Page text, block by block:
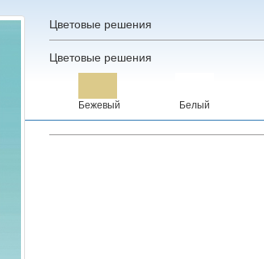
Цветовые решения
Цветовые решения
Бежевый Белый